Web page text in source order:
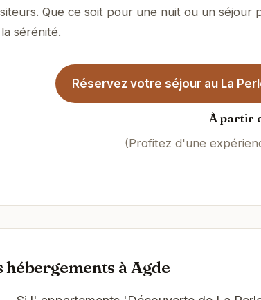
Que ce soit pour une nuit ou un
sérénité.
Réservez votre séjour au La
À partir
(Profitez d'une
à Agde